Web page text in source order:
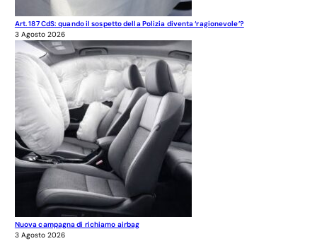
Art. 187 CdS: quando il sospetto della Polizia diventa ‘ragionevole’?
3 Agosto 2026
Nuova campagna di richiamo airbag
3 Agosto 2026